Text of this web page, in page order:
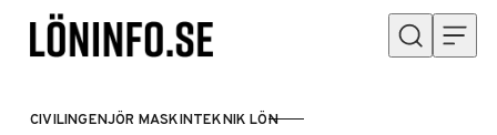
Hoppa till innehåll
KATEGORI
CIVILINGENJÖR MASKINTEKNIK LÖN